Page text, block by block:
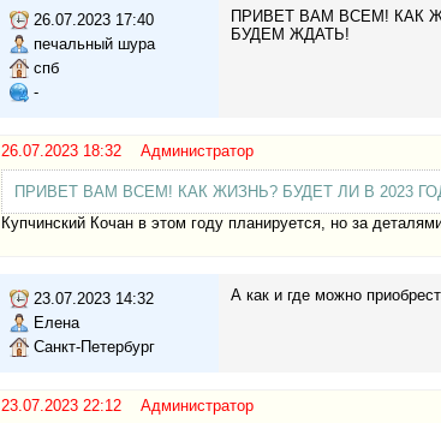
26.07.2023 17:40
печальный шура
спб
-
ПРИВЕТ ВАМ ВСЕМ! КАК
БУДЕМ ЖДАТЬ!
26.07.2023 18:32 Администратор
ПРИВЕТ ВАМ ВСЕМ! КАК ЖИЗНЬ? БУДЕТ ЛИ В 2023
Купчинский Кочан в этом году планируется, но за
23.07.2023 14:32
Елена
Санкт-Петербург
А как и где можно
23.07.2023 22:12 Администратор